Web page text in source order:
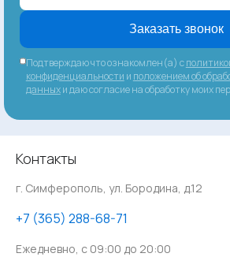
Заказать звонок
Подтверждаю что ознакомлен(а) с
конфиденциальности и положением об
данныхи даю согласие на обработку моих
Контакты
г. Симферополь, ул. Бородина, д.12
‪+7 (365) 288-68-71
Ежедневно, с 09:00 до 20:00